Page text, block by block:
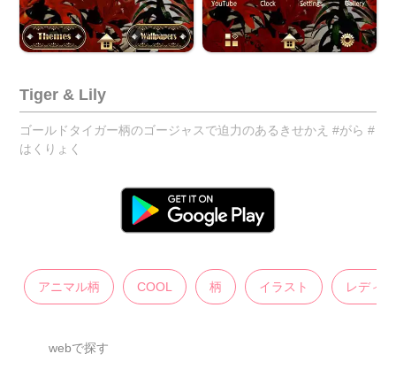
Tiger & Lily
ゴールドタイガー柄のゴージャスで迫力のあるきせかえ #がら #
はくりょく
アニマル柄 COOL 柄 イラスト レディス
webで探す